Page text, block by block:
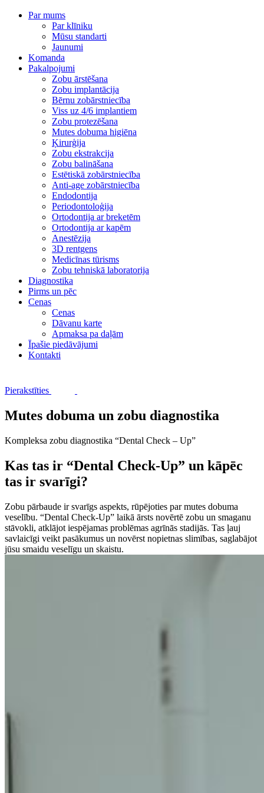
Par mums
Par klīniku
Mūsu standarti
Jaunumi
Komanda
Pakalpojumi
Zobu ārstēšana
Zobu implantācija
Bērnu zobārstniecība
Viss uz 4/6 implantiem
Zobu protezēšana
Mutes dobuma higiēna
Ķirurģija
Zobu ekstrakcija
Zobu balināšana
Estētiskā zobārstniecība
Anti-age zobārstniecība
Endodontija
Periodontoloģija
Ortodontija ar breketēm
Ortodontija ar kapēm
Anestēzija
3D rentgens
Medicīnas tūrisms
Zobu tehniskā laboratorija
Diagnostika
Pirms un pēc
Cenas
Cenas
Dāvanu karte
Apmaksa pa daļām
Īpašie piedāvājumi
Kontakti
Pierakstīties
Mutes dobuma un zobu diagnostika
Kompleksa zobu diagnostika “Dental Check – Up”
Kas tas ir “Dental Check-Up” un kāpēc
tas ir svarīgi?
Zobu pārbaude ir svarīgs aspekts, rūpējoties par mutes dobuma
veselību. “Dental Check-Up” laikā ārsts novērtē zobu un smaganu
stāvokli, atklājot iespējamas problēmas agrīnās stadijās. Tas ļauj
savlaicīgi veikt pasākumus un novērst nopietnas slimības, saglabājot
jūsu smaidu veselīgu un skaistu.